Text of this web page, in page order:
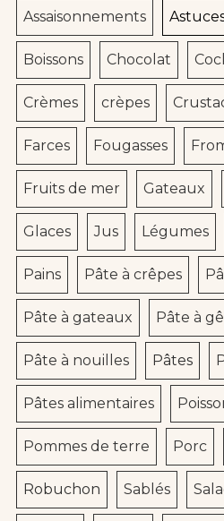
Assaisonnements
Boissons Chocolat
Crèmes crèpes
Farces Fougasses
Fruits de mer Gateaux
Glaces Jus Légumes
Pains Pâte à crêpes
Pâte à gateaux Pâte à
Pâte à nouilles Pâtes
Pâtes alimentaires
Pommes de terre Porc
Robuchon Sablés